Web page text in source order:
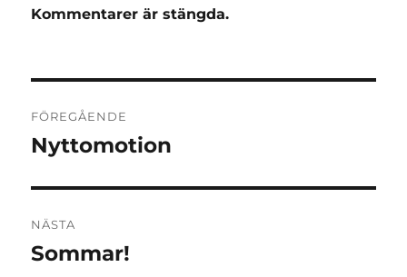
Kommentarer är stängda.
FÖREGÅENDE
Föregående
Nyttomotion
NÄSTA
Nästa
Sommar!